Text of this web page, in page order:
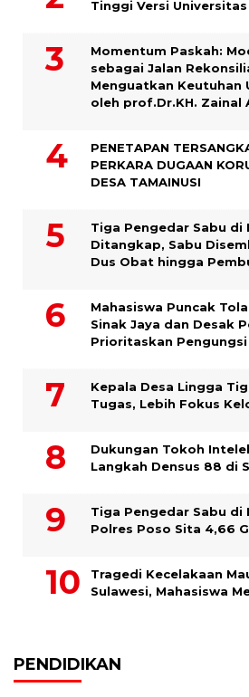
Tinggi Versi
Momentum Paskah:
sebagai Jalan
Menguatkan Keutuhan
oleh prof.Dr.KH. Zainal
PENETAPAN
PERKARA DUGAAN
DESA TAMAINUSI
Tiga Pengedar Sabu di
Ditangkap, Sabu
Dus Obat hingga
Mahasiswa Puncak
Sinak Jaya dan Desak
Prioritaskan Pengungsi
Kepala Desa Lingga
Tugas, Lebih Fokus
Dukungan Tokoh
Langkah Densus 88 di
Tiga Pengedar Sabu di
Polres Poso Sita 4,66
Tragedi Kecelakaan
Sulawesi, Mahasiswa
PENDIDIKAN